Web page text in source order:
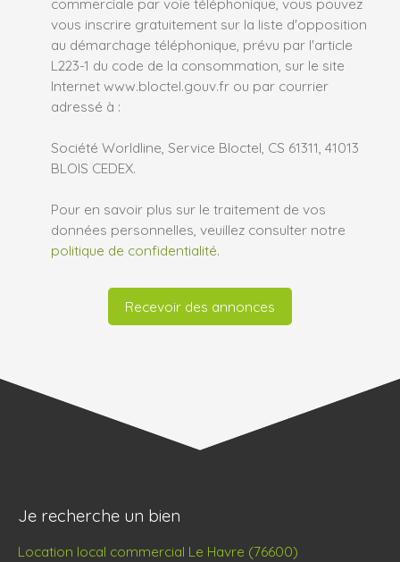
commerciale par voie téléphonique, vous pouvez
vous inscrire gratuitement sur la liste d'opposition
au démarchage téléphonique, prévu par l'article
L223-1 du code de la consommation, sur le site
Internet www.bloctel.gouv.fr ou par courrier
adressé à :
Société Worldline, Service Bloctel, CS 61311, 41013
BLOIS CEDEX.
Pour en savoir plus sur le traitement de vos
données personnelles, veuillez consulter notre
politique de confidentialité.
Recevoir des annonces
Je recherche un bien
Location local commercial Le Havre (76600)